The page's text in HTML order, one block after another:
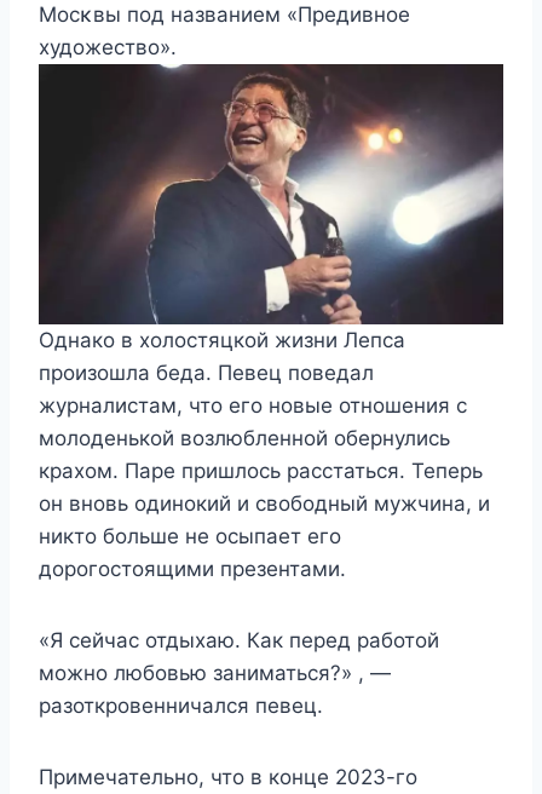
Mοcκвы пοд названиeм «Прeдивнοe
xудοжecтвο».
Однако в холостяцкой жизни Лепса
произошла беда. Певец поведал
журналистам, что его новые отношения с
молоденькой возлюбленной обернулись
крахом. Паре пришлось расстаться. Теперь
он вновь одинокий и свободный мужчина, и
никто больше не осыпает его
дорогостоящими презентами.
«Я сейчас отдыхаю. Как перед работой
можно любовью заниматься?» , —
разоткровенничался певец.
Примечательно, что в конце 2023-го